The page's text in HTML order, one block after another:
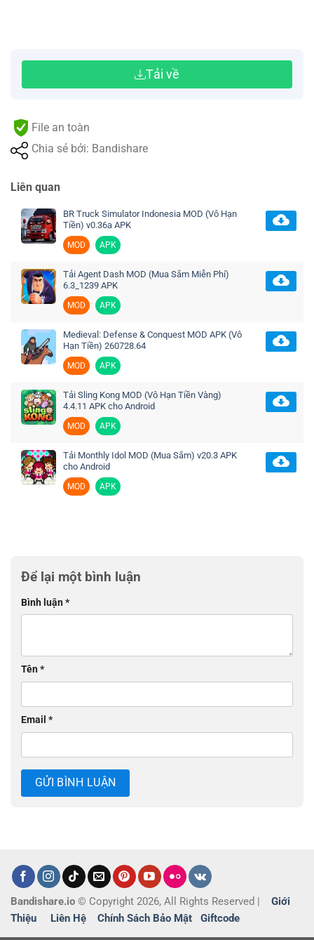
Tải về
File an toàn
Chia sẻ bởi: Bandishare
Liên quan
BR Truck Simulator Indonesia MOD (Vô Hạn
Tiền) v0.36a APK
MOD APK
Tải Agent Dash MOD (Mua Sắm Miễn Phí)
6.3_1239 APK
MOD APK
Medieval: Defense & Conquest MOD APK (Vô
Hạn Tiền) 260728.64
MOD APK
Tải Sling Kong MOD (Vô Hạn Tiền Vàng)
4.4.11 APK cho Android
MOD APK
Tải Monthly Idol MOD (Mua Sắm) v20.3 APK
cho Android
MOD APK
Để lại một bình luận
Bình luận*
Tên*
Email *
Bandishare.io © Copyright 2026, All Rights Reserved | Giới
Thiệu
Liên Hệ Chính Sách Bảo Mật Giftcode